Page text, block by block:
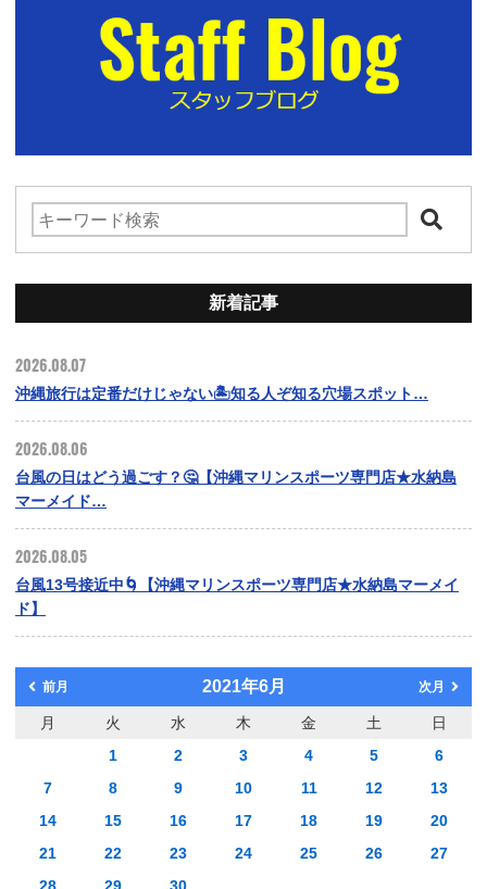
新着記事
2026.08.07
沖縄旅行は定番だけじゃない🏝️知る人ぞ知る穴場スポット…
2026.08.06
台風の日はどう過ごす？🤔【沖縄マリンスポーツ専門店★水納島
マーメイド…
2026.08.05
台風13号接近中🌀【沖縄マリンスポーツ専門店★水納島マーメイ
ド】
前月 2021年6月 次月
月 火 水 木 金 土
日
1
2 3 4 5
6
7
8 9 10 11 12
13
14
15 16 17 18 19
20
21
22 23 24 25 26
27
28
29 30